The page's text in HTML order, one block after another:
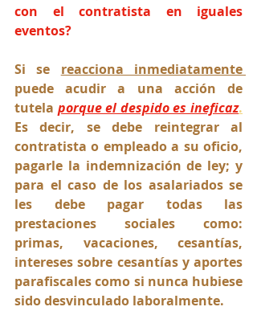
con el contratista en iguales
eventos?
Si se
puede acudir a una acción de
tutela porque el despido es ineficaz.
Es
decir, se debe reintegrar al
contratista o empleado a su oficio,
pagarle la indemnización de ley; y
para el caso de los asalariados se
les debe pagar todas las
prestaciones sociales como:
primas, vacaciones, cesantías,
intereses sobre cesantías y aportes
parafiscales como si nunca hubiese
sido desvinculado laboralmente.